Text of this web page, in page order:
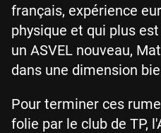
français, expérience
physique et qui plus
un ASVEL nouveau,
dans une dimension
Pour terminer ces
folie par le club de TP,